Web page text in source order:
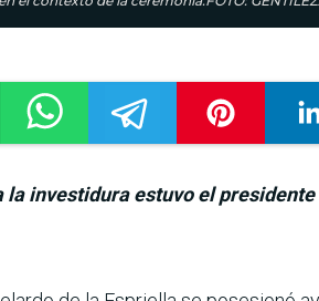
la investidura estuvo el